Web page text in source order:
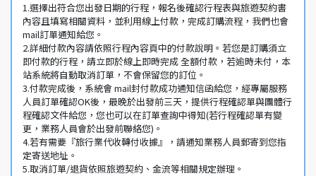
1.選擇出符合您出發日期的行程，報名後確認行程表與旅遊契約書
內容且填寫相關資料，並利用線上付款，完成訂購流程，我們也會
mail訂單通知給您。
2.詳細付款內容請依照行程內容頁中的付款說明。若您是訂購須立
即付款的行程，請立即於線上即時完成 全額付款，若逾時未付，本
站系統將自動取消訂單，不會保留您的訂位。
3.付款完成後，系統會 mail封付款成功通知信函給您，經專屬服務
人員訂單確認OK後，最晚於出發前三天，提供行程確認單與團體行
程確認文件給您，您也可以在訂單查詢中得知(若行程確認單有變
更，業務人員會於出發前聯絡您)。
4.若有需要『旅行業代收轉付收據』，請通知業務人員郵寄到您指
定寄送地址。
5.取消訂單/退貨依照旅遊契約、金流等相關規定辦理。